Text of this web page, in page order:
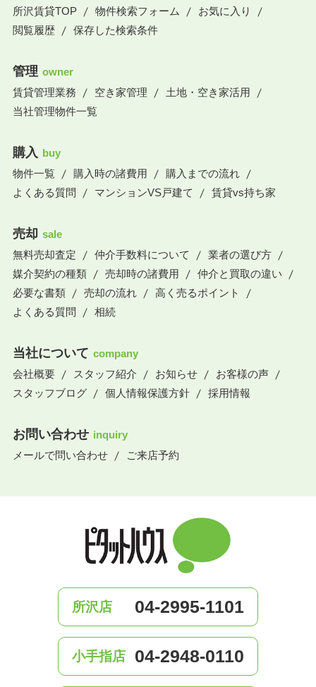
所沢賃貸TOP
物件検索フォーム
お気に入り
閲覧履歴
保存した検索条件
管理 owner
賃貸管理業務
空き家管理
土地・空き家活用
当社管理物件一覧
購入 buy
物件一覧
購入時の諸費用
購入までの流れ
よくある質問
マンションVS戸建て 賃貸vs持ち家
売却 sale
無料売却査定
仲介手数料について
業者の選び方
媒介契約の種類
売却時の諸費用
仲介と買取の違い
必要な書類
売却の流れ
高く売るポイント
よくある質問
相続
当社について company
会社概要
スタッフ紹介 お知らせ
お客様の声
スタッフブログ
個人情報保護方針 採用情報
お問い合わせ inquiry
メールで問い合わせ
ご来店予約
所沢店 04-2995-1101
小手指店 04-2948-0110